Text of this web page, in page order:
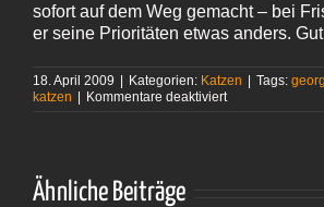
sofort auf dem Weg gemacht – bei
er seine Prioritäten etwas anders.
18. April 2009 | Kategorien: Katzen | Tags:
katzen | Kommentare deaktiviertfür
Ähnliche Beiträge